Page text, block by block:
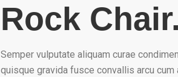
Rock Chair.
Semper vulputate aliquam curae
quisque gravida fusce convallis arcu cum